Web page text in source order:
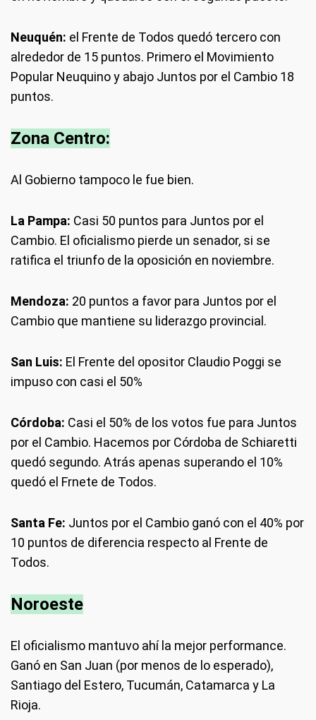
Neuquén: el Frente de Todos quedó tercero con
alrededor de 15 puntos. Primero el Movimiento
Popular Neuquino y abajo Juntos por el Cambio 18
puntos.
Zona Centro:
Al Gobierno tampoco le fue bien.
La Pampa: Casi 50 puntos para Juntos por el
Cambio. El oficialismo pierde un senador, si se
ratifica el triunfo de la oposición en noviembre.
Mendoza: 20 puntos a favor para Juntos por el
Cambio que mantiene su liderazgo provincial.
San Luis: El Frente del opositor Claudio Poggi se
impuso con casi el 50%
Córdoba: Casi el 50% de los votos fue para Juntos
por el Cambio. Hacemos por Córdoba de Schiaretti
quedó segundo. Atrás apenas superando el 10%
quedó el Frnete de Todos.
Santa Fe: Juntos por el Cambio ganó con el 40% por
10 puntos de diferencia respecto al Frente de
Todos.
Noroeste
El oficialismo mantuvo ahí la mejor performance.
Ganó en San Juan (por menos de lo esperado),
Santiago del Estero, Tucumán, Catamarca y La
Rioja.